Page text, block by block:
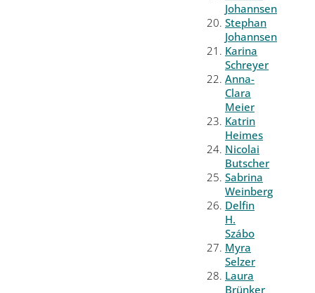
Johannsen
Stephan
Johannsen
Karina
Schreyer
Anna-
Clara
Meier
Katrin
Heimes
Nicolai
Butscher
Sabrina
Weinberg
Delfin
H.
Szábo
Myra
Selzer
Laura
Brünker